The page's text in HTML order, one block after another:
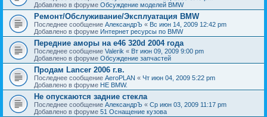
Добавлено в форуме Обсуждение моделей BMW
Ремонт/Обслуживание/Эксплуатация BMW
Последнее сообщение АлександрЪ « Вс июн 14, 2009 12:42 pm
Добавлено в форуме Интернет ресурсы по BMW
Передние аморы на e46 320d 2004 года
Последнее сообщение Valerik « Вт июн 09, 2009 9:00 pm
Добавлено в форуме Обсуждение запчастей
Продам Lancer 2006 г.в.
Последнее сообщение AeroPLAN « Чт июн 04, 2009 5:22 pm
Добавлено в форуме НЕ BMW.
Не опускаются задние стекла
Последнее сообщение АлександрЪ « Ср июн 03, 2009 11:17 pm
Добавлено в форуме 51 Оснащение кузова